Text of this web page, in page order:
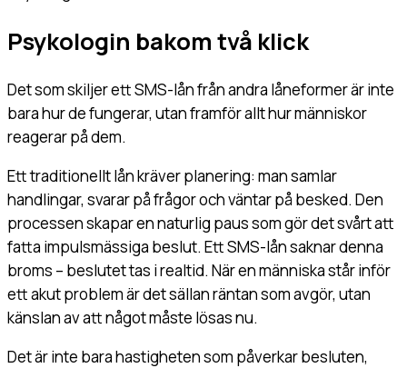
Psykologin bakom två klick
Det som skiljer ett SMS-lån från andra låneformer är inte
bara hur de fungerar, utan framför allt hur människor
reagerar på dem.
Ett traditionellt lån kräver planering: man samlar
handlingar, svarar på frågor och väntar på besked. Den
processen skapar en naturlig paus som gör det svårt att
fatta impulsmässiga beslut. Ett SMS-lån saknar denna
broms – beslutet tas i realtid. När en människa står inför
ett akut problem är det sällan räntan som avgör, utan
känslan av att något måste lösas nu.
Det är inte bara hastigheten som påverkar besluten,